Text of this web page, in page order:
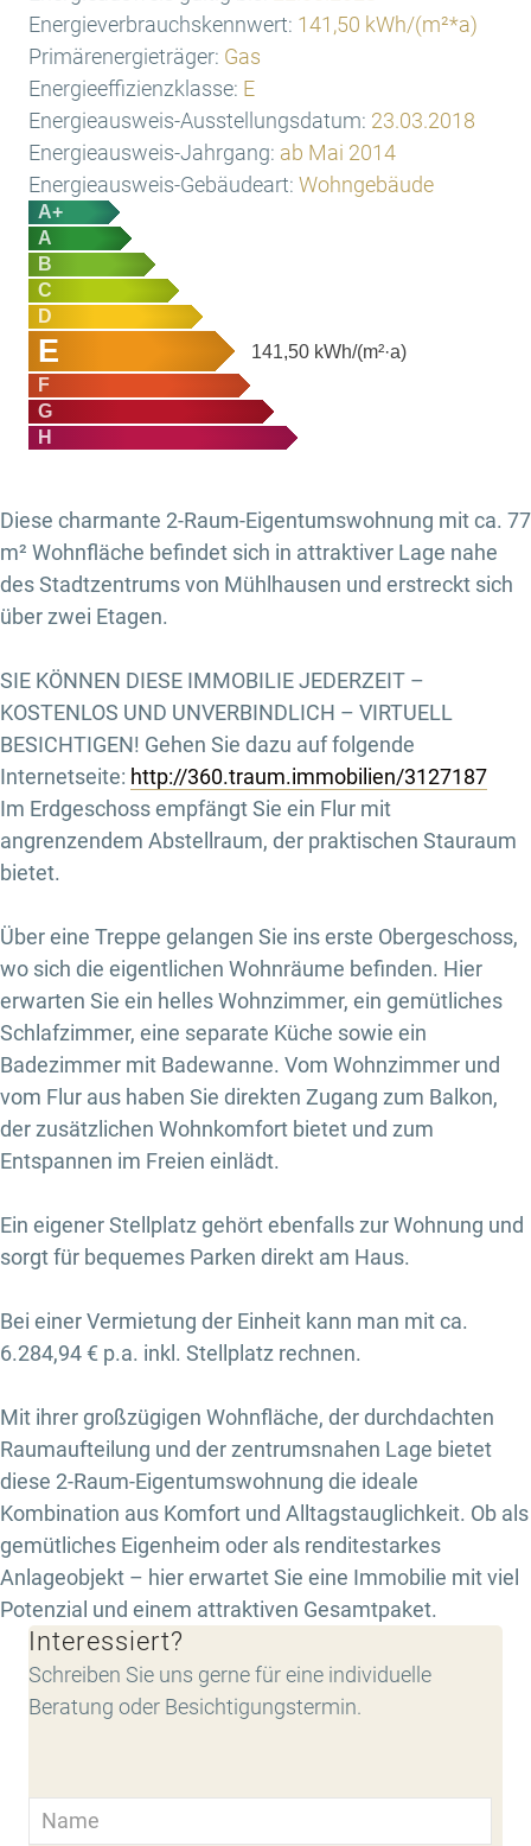
Energieverbrauchskennwert: 141,50 kWh/(m²*a)
Primärenergieträger: Gas
Energieeffizienzklasse: E
Energieausweis-Ausstellungsdatum: 23.03.2018
Energieausweis-Jahrgang: ab Mai 2014
Energieausweis-Gebäudeart: Wohngebäude
A+
A
B
C
D
E 141,50 kWh/(m²·a)
F
G
H
Diese charmante 2-Raum-Eigentumswohnung mit ca. 77
m² Wohnfläche befindet sich in attraktiver Lage nahe
des Stadtzentrums von Mühlhausen und erstreckt sich
über zwei Etagen.
SIE KÖNNEN DIESE IMMOBILIE JEDERZEIT –
KOSTENLOS UND UNVERBINDLICH – VIRTUELL
BESICHTIGEN! Gehen Sie dazu auf folgende
Internetseite: http://360.traum.immobilien/3127187
Im Erdgeschoss empfängt Sie ein Flur mit
angrenzendem Abstellraum, der praktischen Stauraum
bietet.
Über eine Treppe gelangen Sie ins erste Obergeschoss,
wo sich die eigentlichen Wohnräume befinden. Hier
erwarten Sie ein helles Wohnzimmer, ein gemütliches
Schlafzimmer, eine separate Küche sowie ein
Badezimmer mit Badewanne. Vom Wohnzimmer und
vom Flur aus haben Sie direkten Zugang zum Balkon,
der zusätzlichen Wohnkomfort bietet und zum
Entspannen im Freien einlädt.
Ein eigener Stellplatz gehört ebenfalls zur Wohnung und
sorgt für bequemes Parken direkt am Haus.
Bei einer Vermietung der Einheit kann man mit ca.
6.284,94 € p.a. inkl. Stellplatz rechnen.
Mit ihrer großzügigen Wohnfläche, der durchdachten
Raumaufteilung und der zentrumsnahen Lage bietet
diese 2-Raum-Eigentumswohnung die ideale
Kombination aus Komfort und Alltagstauglichkeit. Ob als
gemütliches Eigenheim oder als renditestarkes
Anlageobjekt – hier erwartet Sie eine Immobilie mit viel
Potenzial und einem attraktiven Gesamtpaket.
Interessiert?
Schreiben Sie uns gerne für eine individuelle
Beratung oder Besichtigungstermin.